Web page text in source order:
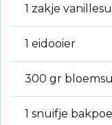
1 zakje
1 eidooier
300 gr
1 snuifje